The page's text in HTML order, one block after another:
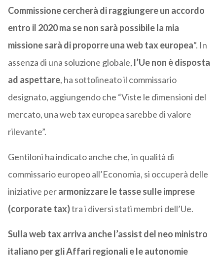
Commissione cercherà di raggiungere un accordo
entro il 2020ma se non sarà possibile la mia
missione sarà di proporre una web tax europea”. In
assenza di una soluzione globale, l’Ue non è disposta
ad aspettare, ha sottolineato il commissario
designato, aggiungendo che “Viste le dimensioni del
mercato, una web tax europea sarebbe di valore
rilevante”.
Gentiloni ha indicato anche che, in qualità di
commissario europeo all’Economia, si occuperà delle
iniziative perarmonizzare le tasse sulle imprese
(corporate tax)tra i diversi stati membri dell’Ue.
Sulla web tax arriva anche l’assist del neo ministro
italiano per gli Affari regionali e le autonomie